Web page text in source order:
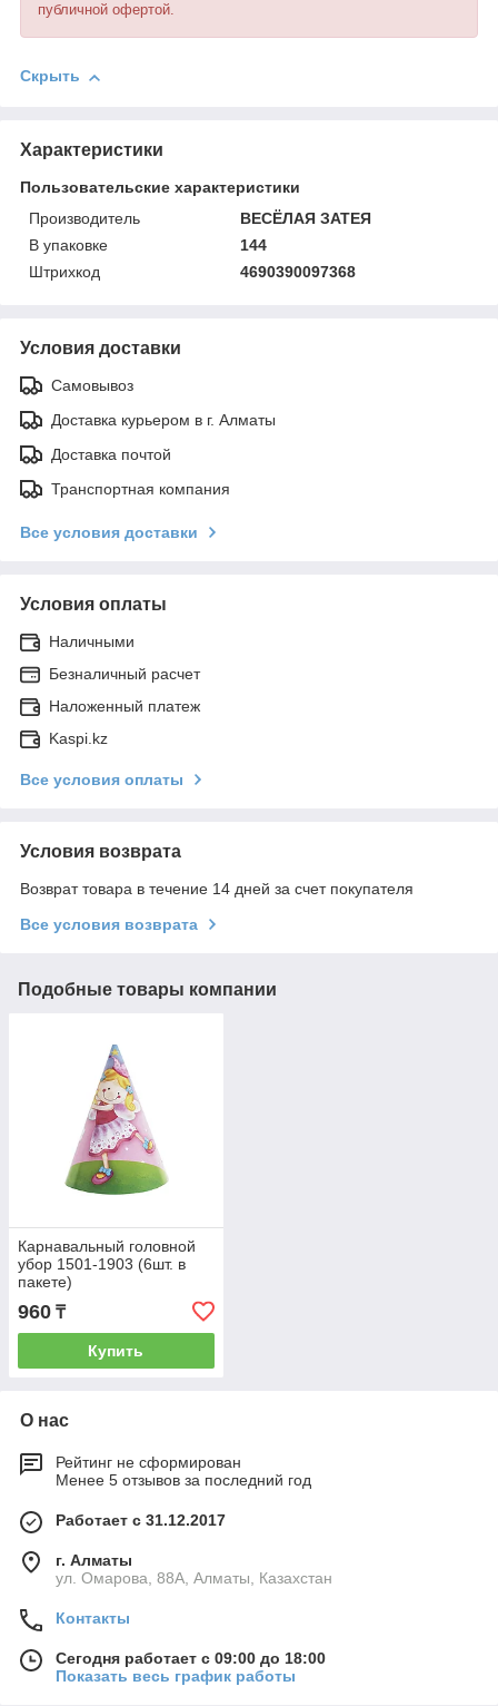
публичной офертой.
Скрыть
Характеристики
Пользовательские характеристики
Производитель
ВЕСЁЛАЯ ЗАТЕЯ
В упаковке
144
Штрихкод
4690390097368
Условия доставки
Самовывоз
Доставка курьером в г. Алматы
Доставка почтой
Транспортная компания
Все условия доставки
Условия оплаты
Наличными
Безналичный расчет
Наложенный платеж
Kaspi.kz
Все условия оплаты
Условия возврата
Возврат товара в течение 14 дней за счет покупателя
Все условия возврата
Подобные товары компании
Карнавальный головной
убор 1501-1903 (6шт. в
пакете)
960 ₸
Купить
О нас
Рейтинг не сформирован
Менее 5 отзывов за последний год
Работает с 31.12.2017
г. Алматы
ул. Омарова, 88А, Алматы, Казахстан
Контакты
Сегодня работает с 09:00 до 18:00
Показать весь график работы